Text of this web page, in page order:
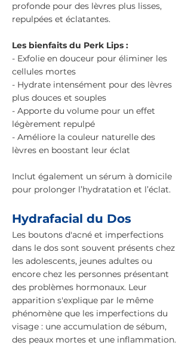
profonde pour des lèvres plus lisses,
repulpées et éclatantes.
Les bienfaits du Perk Lips :
- Exfolie en douceur pour éliminer les
cellules mortes
- Hydrate intensément pour des lèvres
plus douces et souples
- Apporte du volume pour un effet
légèrement repulpé
- Améliore la couleur naturelle des
lèvres en boostant leur éclat
Inclut également un sérum à domicile
pour prolonger l’hydratation et l’éclat.
Hydrafacial du Dos
Les boutons d'acné et imperfections
dans le dos sont souvent présents chez
les adolescents, jeunes adultes ou
encore chez les personnes présentant
des problèmes hormonaux. Leur
apparition s'explique par le même
phénomène que les imperfections du
visage : une accumulation de sébum,
des peaux mortes et une inflammation.